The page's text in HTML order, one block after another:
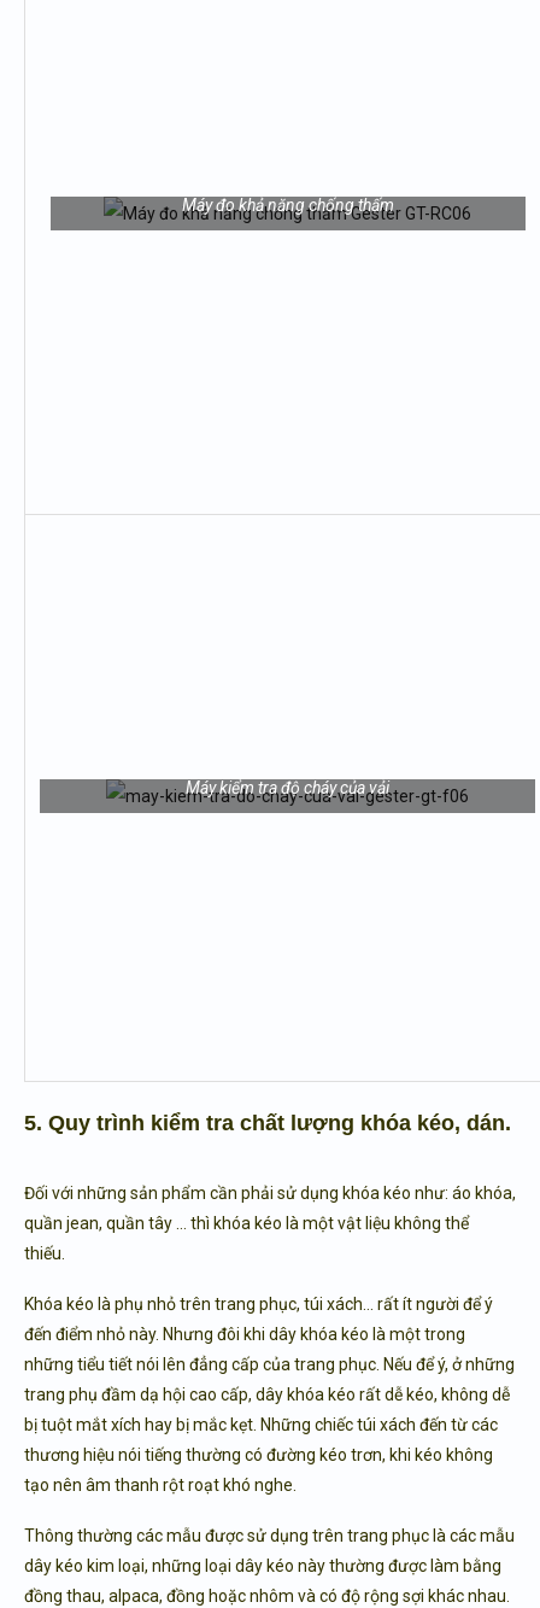
Máy đo khả năng chống thấm
Máy kiểm tra độ cháy của vải
5. Quy trình kiểm tra chất lượng khóa kéo, dán.
Đối với những sản phẩm cần phải sử dụng khóa kéo như: áo khóa,
quần jean, quần tây … thì khóa kéo là một vật liệu không thể
thiếu.
Khóa kéo là phụ nhỏ trên trang phục, túi xách… rất ít người để ý
đến điểm nhỏ này. Nhưng đôi khi dây khóa kéo là một trong
những tiểu tiết nói lên đẳng cấp của trang phục. Nếu để ý, ở những
trang phụ đầm dạ hội cao cấp, dây khóa kéo rất dễ kéo, không dễ
bị tuột mắt xích hay bị mắc kẹt. Những chiếc túi xách đến từ các
thương hiệu nói tiếng thường có đường kéo trơn, khi kéo không
tạo nên âm thanh rột roạt khó nghe.
Thông thường các mẫu được sử dụng trên trang phục là các mẫu
dây kéo kim loại, những loại dây kéo này thường được làm bằng
đồng thau, alpaca, đồng hoặc nhôm và có độ rộng sợi khác nhau.